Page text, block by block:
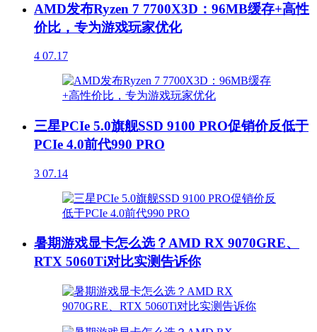
AMD发布Ryzen 7 7700X3D：96MB缓存+高性
价比，专为游戏玩家优化
4 07.17
三星PCIe 5.0旗舰SSD 9100 PRO促销价反低于
PCIe 4.0前代990 PRO
3 07.14
暑期游戏显卡怎么选？AMD RX 9070GRE、
RTX 5060Ti对比实测告诉你